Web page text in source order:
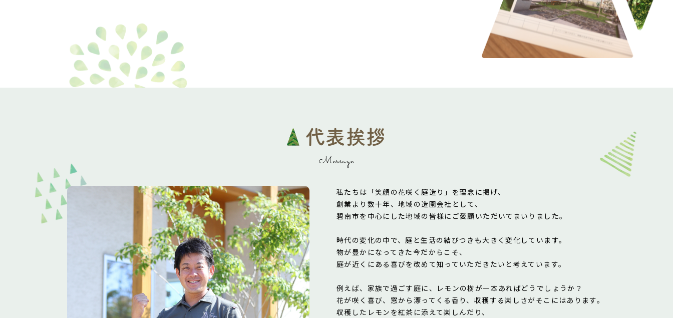
代表挨拶
Message
私たちは「笑顔の花咲く庭造り」を理念に掲げ、
創業より数十年、地域の造園会社として、
碧南市を中心にした地域の皆様にご愛顧いただいてまいりました。
時代の変化の中で、庭と生活の結びつきも大きく変化しています。
物が豊かになってきた今だからこそ、
庭が近くにある喜びを改めて知っていただきたいと考えています。
例えば、家族で過ごす庭に、レモンの樹が一本あればどうでしょうか？
花が咲く喜び、窓から漂ってくる香り、収穫する楽しさがそこにはあります。
収穫したレモンを紅茶に添えて楽しんだり、